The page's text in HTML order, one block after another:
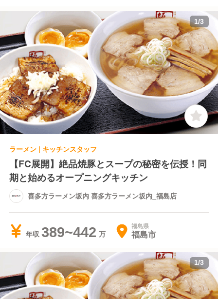
1/3
ラーメン | キッチンスタッフ
【FC展開】絶品焼豚とスープの秘密を伝授！同
期と始めるオープニングキッチン
喜多方ラーメン坂内 喜多方ラーメン坂内_福島店
年収 389~442 福島県
福島市
1/3